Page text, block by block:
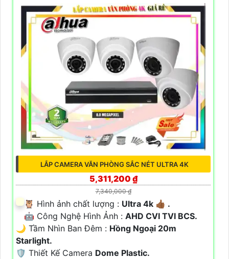
LẮP CAMERA VĂN PHÒNG SẮC NÉT ULTRA 4K
5,311,200 ₫
7,340,000 ₫
🦉 Hình ảnh chất lượng : Ultra 4k 👍🏾 .
🤖️ Công Nghệ Hình Ảnh : AHD CVI TVI BCS.
🌙 Tầm Nhìn Ban Đêm : Hồng Ngoại 20m
Starlight.
🛡 Thiết Kế Camera Dome Plastic.